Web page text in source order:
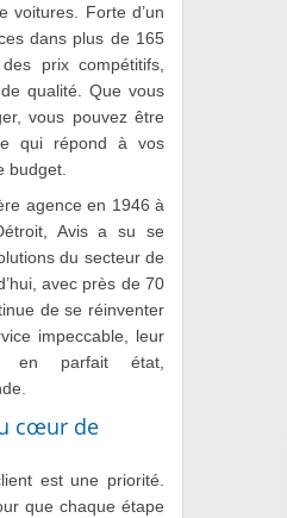
voitures. Forte d’un
dans plus de 165
prix compétitifs,
qualité. Que vous
vous pouvez être
qui répond à vos
budget.
agence en 1946 à
Avis a su se
du secteur de
avec près de 70
de se réinventer
impeccable, leur
en parfait état,
cœur de
est une priorité.
que chaque étape